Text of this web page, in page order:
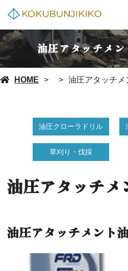
油圧アタッチメ
HOME 油圧アタッチメ
油圧クローラドリル
草刈り・伐採
油圧アタッチメ
油圧アタッチメント